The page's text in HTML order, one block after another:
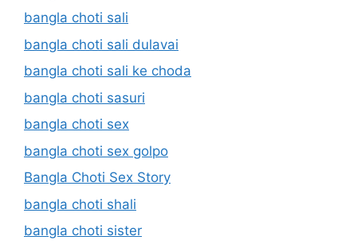
bangla choti sali
bangla choti sali dulavai
bangla choti sali ke choda
bangla choti sasuri
bangla choti sex
bangla choti sex golpo
Bangla Choti Sex Story
bangla choti shali
bangla choti sister